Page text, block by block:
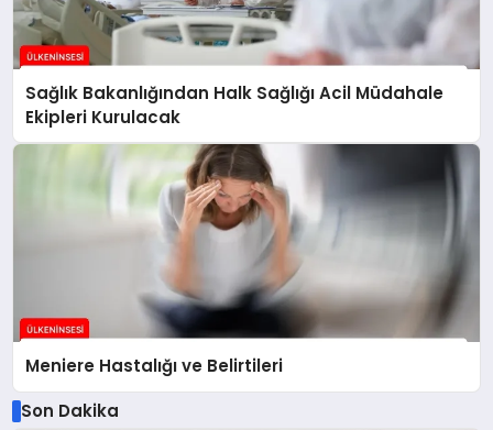
Sağlık Bakanlığından Halk Sağlığı Acil Müdahale
Ekipleri Kurulacak
Meniere Hastalığı ve Belirtileri
Son Dakika